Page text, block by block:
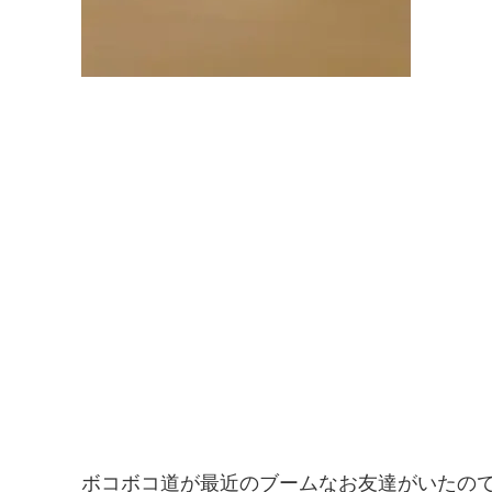
ボコボコ道が最近のブームなお友達がいたの